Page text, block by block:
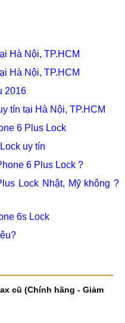
Hà Nội, TP.HCM
Hà Nội, TP.HCM
2016
tín tại Hà Nội, TP.HCM
6 Plus Lock
uy tín
6 Plus Lock ?
Lock Nhật, Mỹ không ?
6s Lock
cũ (Chính hãng - Giảm